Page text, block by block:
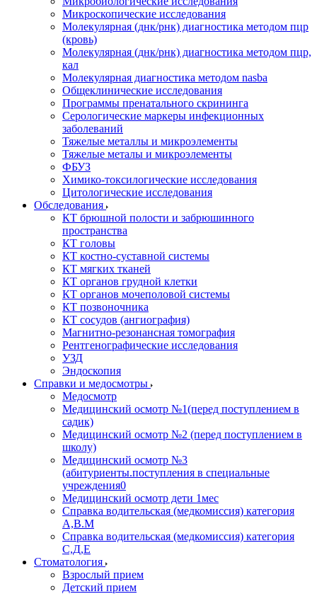
Микроскопические исследования
Молекулярная (днк/рнк) диагностика методом пцр
(кровь)
Молекулярная (днк/рнк) диагностика методом пцр,
кал
Молекулярная диагностика методом nasba
Общеклинические исследования
Программы пренатального скрининга
Серологические маркеры инфекционных
заболеваний
Тяжелые металлы и микроэлементы
Тяжелые металы и микроэлементы
ФБУЗ
Химико-токсилогические исследования
Цитологические исследования
Обследования
КТ брюшной полости и забрюшинного
пространства
КТ головы
КТ костно-суставной системы
КТ мягких тканей
КТ органов грудной клетки
КТ органов мочеполовой системы
КТ позвоночника
КТ сосудов (ангиография)
Магнитно-резонансная томография
Рентгенографические исследования
УЗД
Эндоскопия
Справки и медосмотры
Медосмотр
Медицинский осмотр №1(перед поступлением в
садик)
Медицинский осмотр №2 (перед поступлением в
школу)
Медицинский осмотр №3
(абитуриенты.поступления в специальные
учреждения0
Медицинский осмотр дети 1мес
Справка водительская (медкомиссия) категория
А,В.М
Справка водительская (медкомиссия) категория
С,Д,Е
Стоматология
Взрослый прием
Детский прием